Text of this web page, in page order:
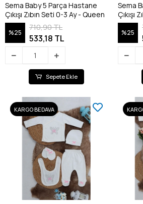
Sema Baby 5 Parça Hastane
Çıkışı Zıbın Seti 0-3 Ay - Queen
%25
710,90 TL
533,18 TL
Sepete Ekle
Sema
Çıkışı
%25
KARGO BEDAVA